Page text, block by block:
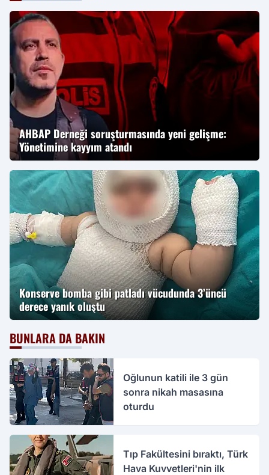
AHBAP Derneği soruşturmasında yeni gelişme:
Yönetimine kayyım atandı
Konserve bomba gibi patladı vücudunda 3’üncü
derece yanık oluştu
BUNLARA DA BAKIN
Oğlunun katili ile 3 gün
sonra nikah masasına
oturdu
Tıp Fakültesini bıraktı, Türk
Hava Kuvvetleri'nin ilk